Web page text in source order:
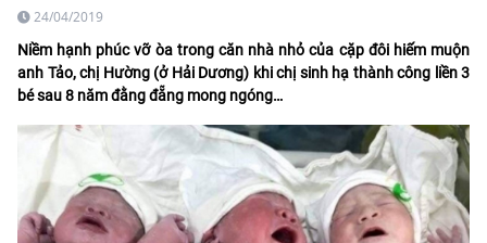
24/04/2019
Niềm hạnh phúc vỡ òa trong căn nhà nhỏ của cặp đôi hiếm muộn
anh Tảo, chị Hường (ở Hải Dương) khi chị sinh hạ thành công liền 3
bé sau 8 năm đằng đẵng mong ngóng…